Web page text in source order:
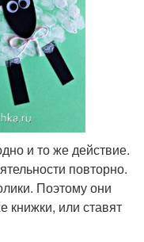
и то же действие.
повторно.
Поэтому они
книжки, или ставят